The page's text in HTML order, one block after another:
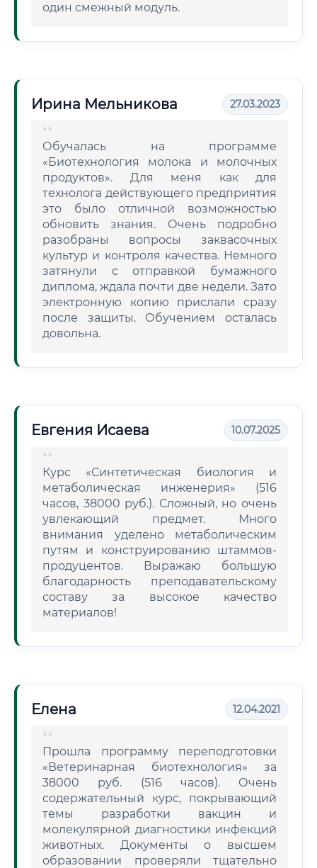
один смежный модуль.
Ирина Мельникова 27.03.2023
Обучалась на программе
«Биотехнология молока и молочных
продуктов». Для меня как для
технолога действующего предприятия
это было отличной возможностью
обновить знания. Очень подробно
разобраны вопросы заквасочных
культур и контроля качества. Немного
затянули с отправкой бумажного
диплома, ждала почти две недели. Зато
электронную копию прислали сразу
после защиты. Обучением осталась
довольна.
Евгения Исаева 10.07.2025
Курс «Синтетическая биология и
метаболическая инженерия» (516
часов, 38000 руб.). Сложный, но очень
увлекающий предмет. Много
внимания уделено метаболическим
путям и конструированию штаммов-
продуцентов. Выражаю большую
благодарность преподавательскому
составу за высокое качество
материалов!
Елена 12.04.2021
Прошла программу переподготовки
«Ветеринарная биотехнология» за
38000 руб. (516 часов). Очень
содержательный курс, покрывающий
темы разработки вакцин и
молекулярной диагностики инфекций
животных. Документы о высшем
образовании проверяли тщательно